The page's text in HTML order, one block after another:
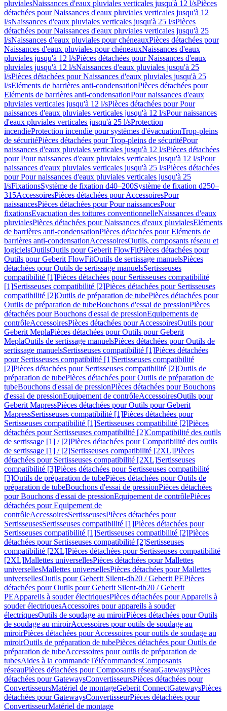
pluvialesNaissances d'eaux pluviales verticales jusqu'à 12 l/sPièces
détachées pour Naissances d'eaux pluviales verticales jusqu'à 12
l/sNaissances d'eaux pluviales verticales jusqu'à 25 l/sPièces
détachées pour Naissances d'eaux pluviales verticales jusqu'à 25
l/sNaissances d'eaux pluviales pour chéneauxPièces détachées pour
Naissances d'eaux pluviales pour chéneauxNaissances d'eaux
pluviales jusqu'à 12 l/sPièces détachées pour Naissances d'eaux
pluviales jusqu'à 12 l/sNaissances d'eaux pluviales jusqu'à 25
l/sPièces détachées pour Naissances d'eaux pluviales jusqu'à 25
l/sEléments de barrières anti-condensationPièces détachées pour
Eléments de barrières anti-condensationPour naissances d'eaux
pluviales verticales jusqu'à 12 l/sPièces détachées pour Pour
naissances d'eaux pluviales verticales jusqu'à 12 l/sPour naissances
d'eaux pluviales verticales jusqu'à 25 l/sProtection
incendieProtection incendie pour systèmes d'évacuationTrop-pleins
de sécuritéPièces détachées pour Trop-pleins de sécuritéPour
naissances d'eaux pluviales verticales jusqu'à 12 l/sPièces détachées
pour Pour naissances d'eaux pluviales verticales jusqu'à 12 l/sPour
naissances d'eaux pluviales verticales jusqu'à 25 l/sPièces détachées
pour Pour naissances d'eaux pluviales verticales jusqu'à 25
l/sFixationsSystème de fixation d40–200Système de fixation d250–
315AccessoiresPièces détachées pour AccessoiresPour
naissancesPièces détachées pour Pour naissancesPour
fixationsEvacuation des toitures conventionnelleNaissances d'eaux
pluvialesPièces détachées pour Naissances d'eaux pluvialesEléments
de barrières anti-condensationPièces détachées pour Eléments de
barrières anti-condensationAccessoiresOutils, composants réseau et
logicielsOutilsOutils pour Geberit FlowFitPièces détachées pour
Outils pour Geberit FlowFitOutils de sertissage manuelsPièces
détachées pour Outils de sertissage manuelsSertisseuses
compatibilité [1]Pièces détachées pour Sertisseuses compatibilité
[1]Sertisseuses compatibilité [2]Pièces détachées pour Sertisseuses
compatibilité [2]Outils de préparation de tubePièces détachées pour
Outils de préparation de tubeBouchons d'essai de pressionPièces
détachées pour Bouchons d'essai de pressionEquipements de
contrôleAccessoiresPièces détachées pour AccessoiresOutils pour
Geberit MeplaPièces détachées pour Outils pour Geberit
MeplaOutils de sertissage manuelsPièces détachées pour Outils de
sertissage manuelsSertisseuses compatibilité [1]Pièces détachées
pour Sertisseuses compatibilité [1]Sertisseuses compatibilité
[2]Pièces détachées pour Sertisseuses compatibilité [2]Outils de
préparation de tubePièces détachées pour Outils de préparation de
tubeBouchons d'essai de pressionPièces détachées pour Bouchons
d'essai de pressionEquipement de contrôleAccessoiresOutils pour
Geberit MapressPièces détachées pour Outils pour Geberit
MapressSertisseuses compatibilité [1]Pièces détachées pour
Sertisseuses compatibilité [1]Sertisseuses compatibilité [2]Pièces
détachées pour Sertisseuses compatibilité [2]Compatibilité des outils
de sertissage [1] / [2]Pièces détachées pour Compatibilité des outils
de sertissage [1] / [2]Sertisseuses compatibilité [2XL]Pièces
détachées pour Sertisseuses compatibilité [2XL]Sertisseuses
compatibilité [3]Pièces détachées pour Sertisseuses compatibilité
[3]Outils de préparation de tubePièces détachées pour Outils de
préparation de tubeBouchons d'essai de pressionPièces détachées
pour Bouchons d'essai de pressionEquipement de contrôlePièces
détachées pour Equipement de
contrôleAccessoiresSertisseusesPièces détachées pour
SertisseusesSertisseuses compatibilité [1]Pièces détachées pour
Sertisseuses compatibilité [1]Sertisseuses compatibilité [2]Pièces
détachées pour Sertisseuses compatibilité [2]Sertisseuses
compatibilité [2XL]Pièces détachées pour Sertisseuses compatibilité
[2XL]Mallettes universellesPièces détachées pour Mallettes
universellesMallettes universellesPièces détachées pour Mallettes
universellesOutils pour Geberit Silent-db20 / Geberit PEPièces
détachées pour Outils pour Geberit Silent-db20 / Geberit
PEAppareils à souder électriquesPièces détachées pour Appareils à
souder électriquesAccessoires pour appareils à souder
électriquesOutils de soudage au miroirPièces détachées pour Outils
de soudage au miroirAccessoires pour outils de soudage au
miroirPièces détachées pour Accessoires pour outils de soudage au
miroirOutils de préparation de tubePièces détachées pour Outils de
préparation de tubeAccessoires pour outils de préparation de
tubesAides à la commandeTélécommandesComposants
réseauPièces détachées pour Composants réseauGatewaysPièces
détachées pour GatewaysConvertisseursPièces détachées pour
ConvertisseursMatériel de montageGeberit ConnectGatewaysPièces
détachées pour GatewaysConvertisseurPièces détachées pour
ConvertisseurMatériel de montage